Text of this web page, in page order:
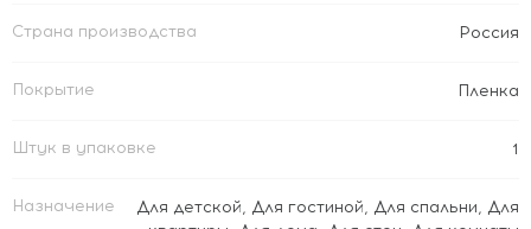
Страна производства Россия
Покрытие Пленка
Штук в упаковке 1
Назначение Для детской, Для гостиной, Для спальни, Для